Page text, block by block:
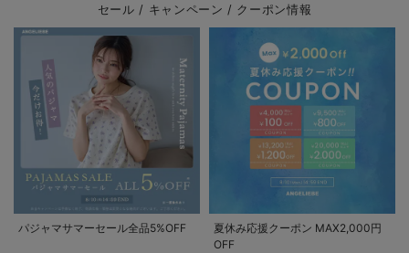
セール / キャンペーン / クーポン情報
パジャマサマーセール全品5%OFF
夏休み応援クーポン MAX2,000円
OFF